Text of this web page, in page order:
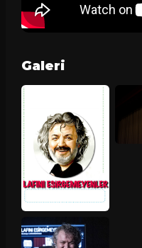
Galeri